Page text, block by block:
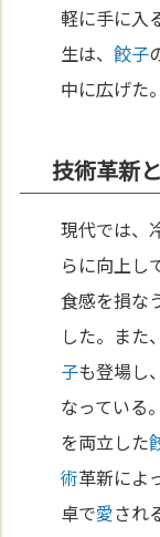
軽に手に入
生は、餃子
中に広げた。
技術革新
現代では、
らに向上し
食感を損な
した。また
子も登場し
なっている
を両立した
術革新によ
卓で愛され